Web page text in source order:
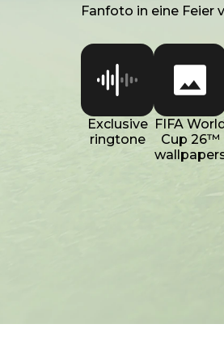
Fanfoto in eine Feier
Exclusive
ringtone
FIFA
Cup 26™